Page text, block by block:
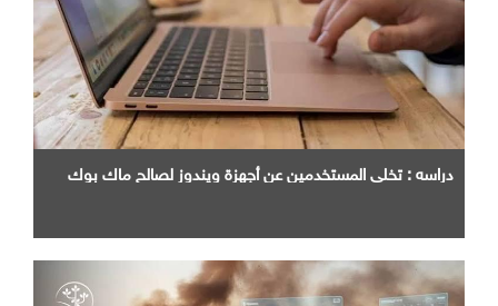
دراسه : تخلي المستخدمين عن أجهزة ويندوز لصالح ماك بوك